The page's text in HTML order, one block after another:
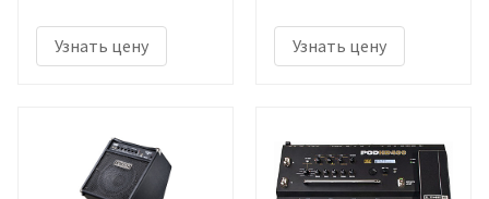
Узнать цену Узнать цену